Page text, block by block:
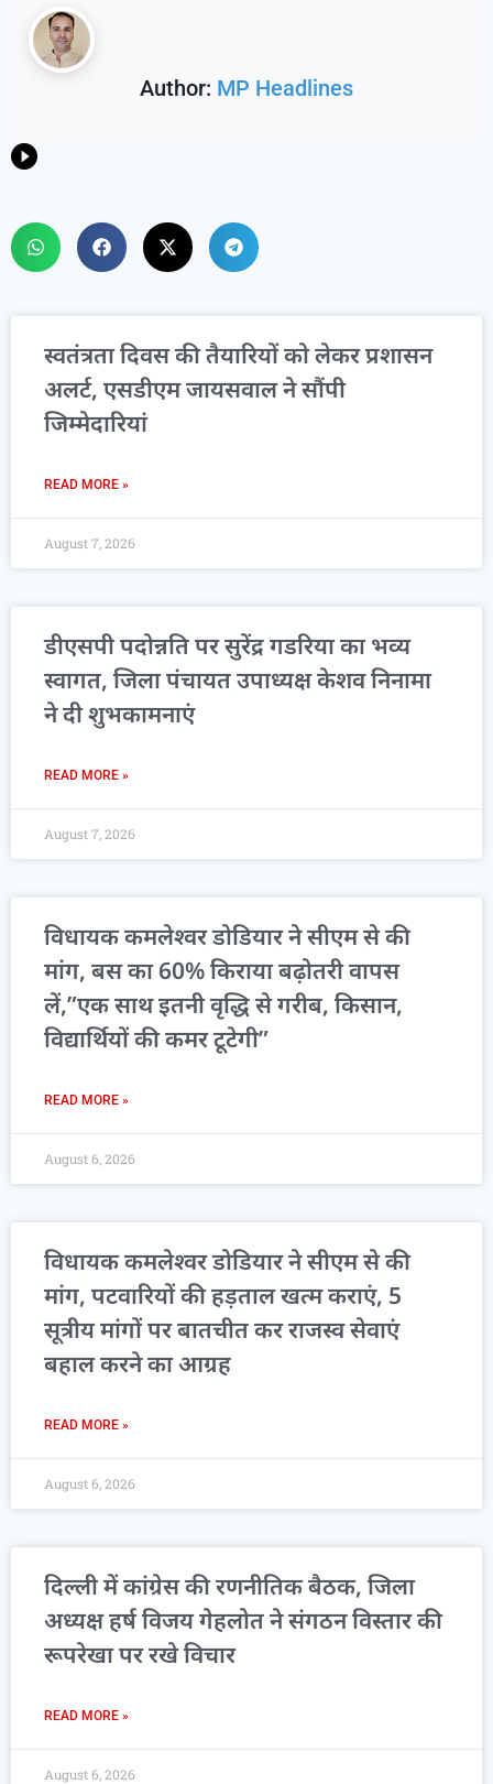
Author: MP Headlines
स्वतंत्रता दिवस की तैयारियों को लेकर प्रशासन
अलर्ट, एसडीएम जायसवाल ने सौंपी
जिम्मेदारियां
READ MORE »
August 7, 2026
डीएसपी पदोन्नति पर सुरेंद्र गडरिया का भव्य
स्वागत, जिला पंचायत उपाध्यक्ष केशव निनामा
ने दी शुभकामनाएं
READ MORE »
August 7, 2026
विधायक कमलेश्वर डोडियार ने सीएम से की
मांग, बस का 60% किराया बढ़ोतरी वापस
लें,”एक साथ इतनी वृद्धि से गरीब, किसान,
विद्यार्थियों की कमर टूटेगी”
READ MORE »
August 6, 2026
विधायक कमलेश्वर डोडियार ने सीएम से की
मांग, पटवारियों की हड़ताल खत्म कराएं, 5
सूत्रीय मांगों पर बातचीत कर राजस्व सेवाएं
बहाल करने का आग्रह
READ MORE »
August 6, 2026
दिल्ली में कांग्रेस की रणनीतिक बैठक, जिला
अध्यक्ष हर्ष विजय गेहलोत ने संगठन विस्तार की
रूपरेखा पर रखे विचार
READ MORE »
August 6, 2026